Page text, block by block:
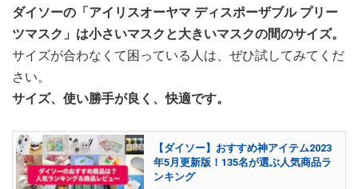
ダイソーの「アイリスオーヤマ ディスポーザブル プリー
ツマスク」は小さいマスクと大きいマスクの間のサイズ。
サイズが合わなくて困っている人は、ぜひ試してみてくだ
さい。
サイズ、使い勝手が良く、快適です。
【ダイソー】おすすめ神アイテム2023
年5月更新版！135名が選ぶ人気商品ラ
ンキング